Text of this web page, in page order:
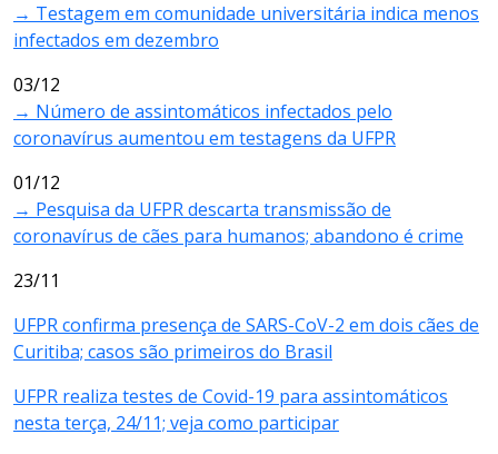
→ Testagem em comunidade universitária indica menos
infectados em dezembro
03/12
→ Número de assintomáticos infectados pelo
coronavírus aumentou em testagens da UFPR
01/12
→ Pesquisa da UFPR descarta transmissão de
coronavírus de cães para humanos; abandono é crime
23/11
UFPR confirma presença de SARS-CoV-2 em dois cães de
Curitiba; casos são primeiros do Brasil
UFPR realiza testes de Covid-19 para assintomáticos
nesta terça, 24/11; veja como participar